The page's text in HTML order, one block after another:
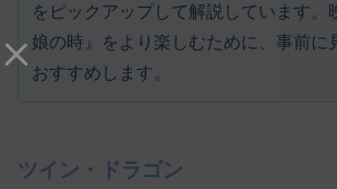
をピックアップして解説しています。
娘の時』をより楽しむために、事前に
おすすめします。
ツイン・ドラゴン